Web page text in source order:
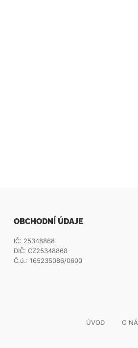
OBCHODNÍ ÚDAJE
IČ: 25348868
DIČ: CZ25348868
Č.ú.: 165235086/0600
ÚVOD O